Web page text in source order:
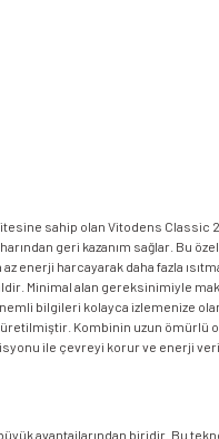
sahip olan Vitodens Classic
geri kazanım sağlar. Bu
enerji harcayarak daha fazla
Minimal alan gereksinimiyle
bilgileri kolayca izlemenize
Kombinin uzun ömürlü
ile çevreyi korur ve enerji
avantajlarından biridir. Bu